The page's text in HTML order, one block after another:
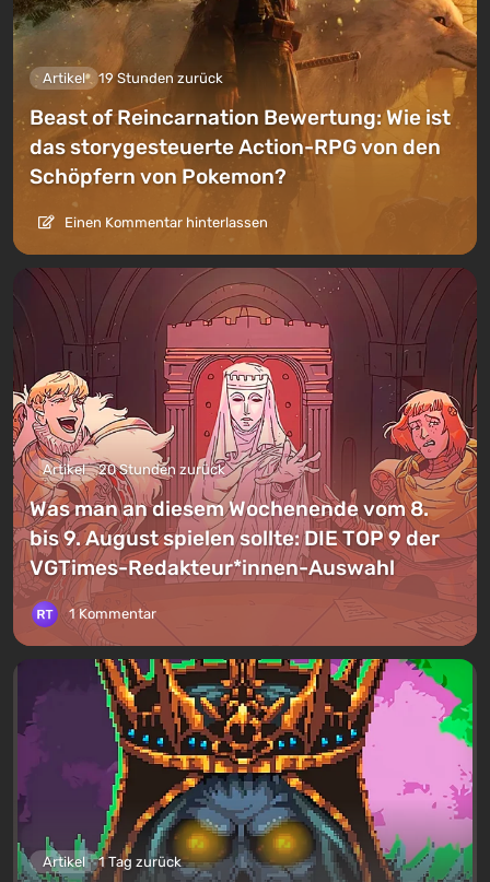
Artikel 19 Stunden zurück
Beast of Reincarnation Bewertung: Wie ist
das storygesteuerte Action-RPG von den
Schöpfern von Pokemon?
Einen Kommentar hinterlassen
Artikel 20 Stunden zurück
Was man an diesem Wochenende vom 8.
bis 9. August spielen sollte: DIE TOP 9 der
VGTimes-Redakteur*innen-Auswahl
1 Kommentar
Artikel 1 Tag zurück